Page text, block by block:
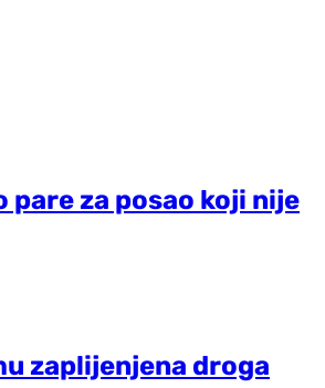
pare za posao koji nije
zaplijenjena droga